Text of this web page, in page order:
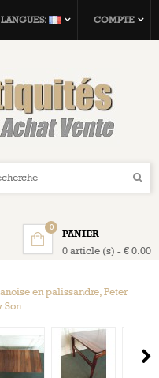
COMPTE
LANGUES:
PANIER
0 article (s) - € 0.00
0
en palissandre, Peter
Son